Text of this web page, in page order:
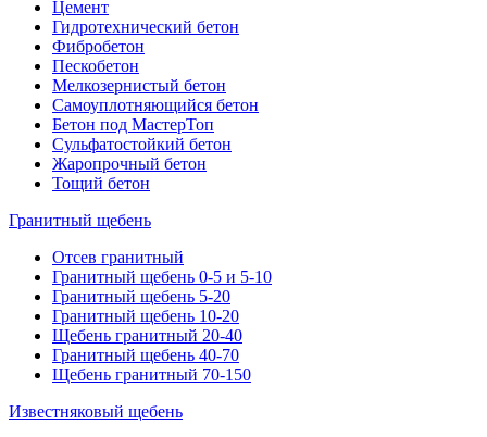
Цемент
Гидротехнический бетон
Фибробетон
Пескобетон
Мелкозернистый бетон
Самоуплотняющийся бетон
Бетон под МастерТоп
Сульфатостойкий бетон
Жаропрочный бетон
Тощий бетон
Гранитный щебень
Отсев гранитный
Гранитный щебень 0-5 и 5-10
Гранитный щебень 5-20
Гранитный щебень 10-20
Щебень гранитный 20-40
Гранитный щебень 40-70
Щебень гранитный 70-150
Известняковый щебень